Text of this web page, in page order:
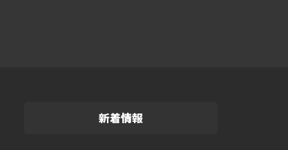
新着情報